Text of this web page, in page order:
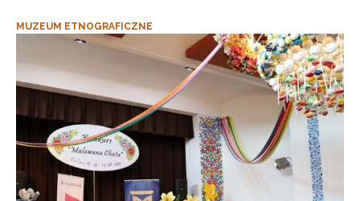
MUZEUM ETNOGRAFICZNE